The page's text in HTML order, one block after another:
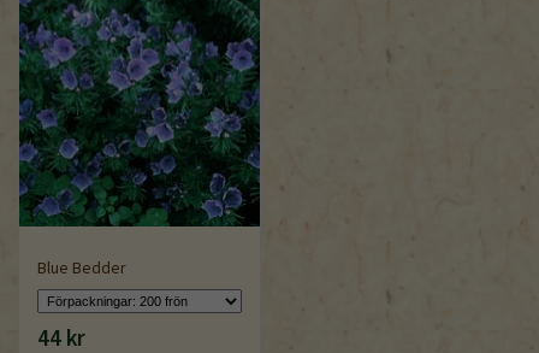
Blue Bedder
44 kr